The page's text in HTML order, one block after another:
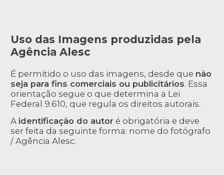
Uso das Imagens produzidas pela
Agência Alesc
É permitido o uso das imagens, desde que não
seja para fins comerciais ou publicitários. Essa
orientação segue o que determina a Lei
Federal 9.610, que regula os direitos autorais.
A identificação do autor é obrigatória e deve
ser feita da seguinte forma: nome do fotógrafo
/ Agência Alesc.